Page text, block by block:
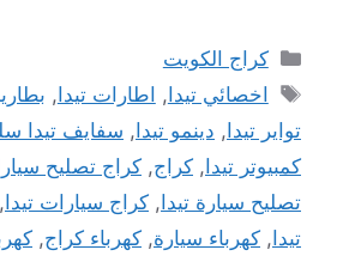
التصنيفات
كراج الكويت
الوسوم
اخصائي تيدا, اطارات تيدا,
تواير تيدا, دينمو تيدا, سفايف تيدا
كمبيوتر تيدا, كراج, كراج تصليح
تصليح سيارة تيدا, كراج سيارات تيدا,
تيدا, كهرباء سيارة, كهرباء كراج,